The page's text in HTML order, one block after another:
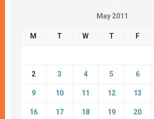
May 2011
M T W T F
2 3 4 5 6
9 10 11 12 13
16 17 18 19 20